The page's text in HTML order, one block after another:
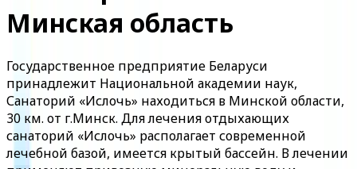
Минская область
Государственное предприятие Беларуси
принадлежит Национальной академии наук,
Санаторий «Ислочь» находиться в Минской области,
30 км. от г.Минск. Для лечения отдыхающих
санаторий «Ислочь» располагает современной
лечебной базой, имеется крытый бассейн. В лечении